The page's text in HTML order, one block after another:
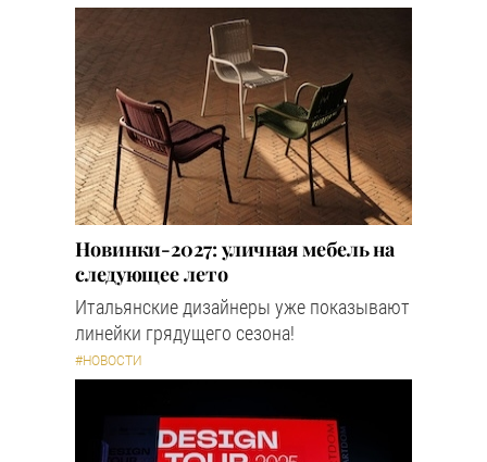
Новинки-2027: уличная мебель на
следующее лето
Итальянские дизайнеры уже показывают
линейки грядущего сезона!
#НОВОСТИ